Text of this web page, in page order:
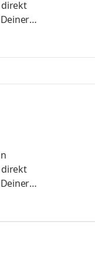
direkt
Dein
direkt
Dein